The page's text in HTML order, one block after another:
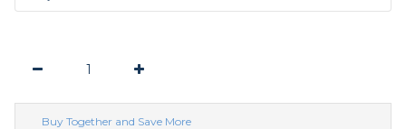
Buy Together and Save More